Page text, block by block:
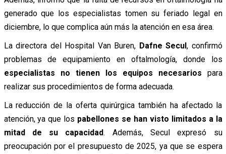
generado que los especialistas tomen su feriado legal en
diciembre, lo que complica aún más la atención en esa área.
La directora del Hospital Van Buren, Dafne Secul, confirmó
problemas de equipamiento en oftalmología, donde los
especialistas no tienen los equipos necesarios para
realizar sus procedimientos de forma adecuada.
La reducción de la oferta quirúrgica también ha afectado la
atención, ya que los pabellones se han visto limitados a la
mitad de su capacidad. Además, Secul expresó su
preocupación por el presupuesto de 2025, ya que se espera